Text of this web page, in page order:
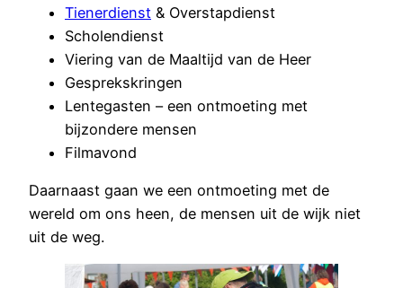
Tienerdienst & Overstapdienst
Scholendienst
Viering van de Maaltijd van de Heer
Gesprekskringen
Lentegasten – een ontmoeting met
bijzondere mensen
Filmavond
Daarnaast gaan we een ontmoeting met de
wereld om ons heen, de mensen uit de wijk niet
uit de weg.